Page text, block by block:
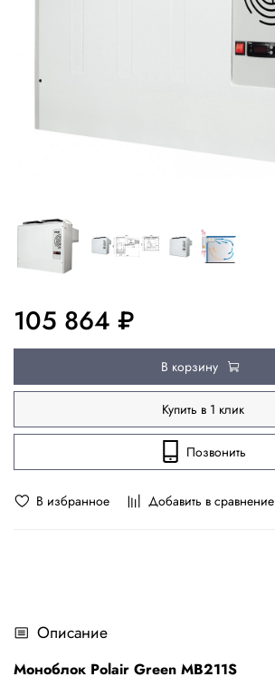
В избранное Добавить в сравнение
105 864 ₽
В корзину
Купить в 1 клик
Позвонить
Описание
Моноблок Polair Green MB211S